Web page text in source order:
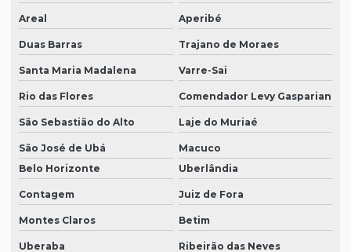
Areal Aperibé
Duas Barras Trajano de Moraes
Santa Maria Madalena Varre-Sai
Rio das Flores Comendador Levy Gasparian
São Sebastião do Alto Laje do Muriaé
São José de Ubá
Macuco
Belo Horizonte
Uberlândia
Contagem Juiz de Fora
Montes Claros Betim
Uberaba Ribeirão das Neves